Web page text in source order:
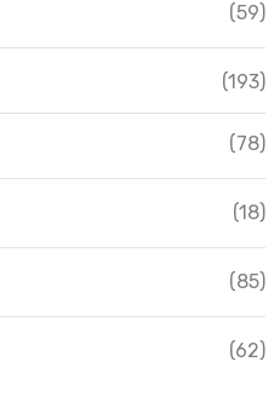
(59)
(193)
(78)
(18)
(85)
(62)